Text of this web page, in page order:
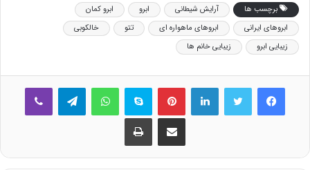
برچسب ها آرایش شیطانی ابرو
ابرو کمان
ابروهای ایرانی
ابروهای ماهواره ای تتو
خالکوبی
زیبایی ابرو
زیبایی خانم ها
فیس بوک لینکدین ‫پین‌ترست اسکایپ واتس آپ
اشتراک گذاری از طریق ایمیل چاپ